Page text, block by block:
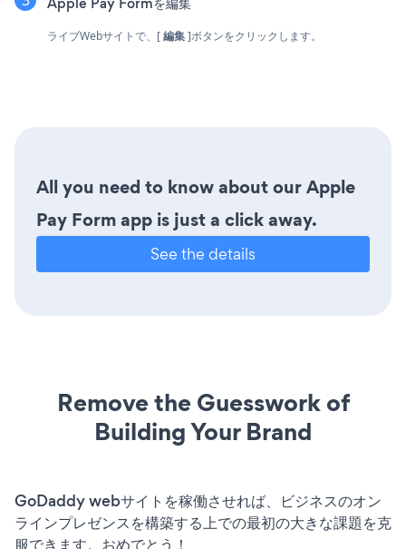
ライブWebサイトで、[編集]ボタンをクリックします。
All you need to know about our Apple
Pay Form app is just a click away.
See the details
Remove the Guesswork of
Building Your Brand
GoDaddy webサイトを稼働させれば、ビジネスのオン
ラインプレゼンスを構築する上での最初の大きな課題を克
服できます。おめでとう！